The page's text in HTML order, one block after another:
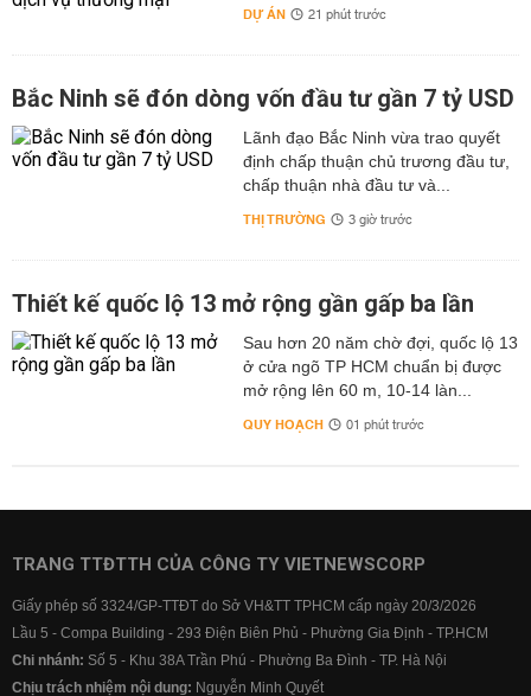
DỰ ÁN 21 phút trước
Bắc Ninh sẽ đón dòng vốn đầu tư gần 7 tỷ USD
Lãnh đạo Bắc Ninh vừa trao quyết
định chấp thuận chủ trương đầu tư,
chấp thuận nhà đầu tư và...
THỊ TRƯỜNG 3 giờ trước
Thiết kế quốc lộ 13 mở rộng gần gấp ba lần
Sau hơn 20 năm chờ đợi, quốc lộ 13
ở cửa ngõ TP HCM chuẩn bị được
mở rộng lên 60 m, 10-14 làn...
QUY HOẠCH 01 phút trước
TRANG TTĐTTH CỦA CÔNG TY VIETNEWSCORP
Giấy phép số 3324/GP-TTĐT do Sở VH&TT TPHCM cấp ngày 20/3/2026
Lầu 5 - Compa Building - 293 Điện Biên Phủ - Phường Gia Định - TP.HCM
Chi nhánh: Số 5 - Khu 38A Trần Phú - Phường Ba Đình - TP. Hà Nội
Chịu trách nhiệm nội dung: Nguyễn Minh Quyết